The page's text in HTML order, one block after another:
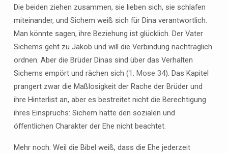
Die beiden ziehen zusammen, sie lieben sich, sie schlafen
miteinander, und Sichem weiß sich für Dina verantwortlich.
Man könnte sagen, ihre Beziehung ist glücklich. Der Vater
Sichems geht zu Jakob und will die Verbindung nachträglich
ordnen. Aber die Brüder Dinas sind über das Verhalten
Sichems empört und rächen sich (1. Mose 34). Das Kapitel
prangert zwar die Maßlosigkeit der Rache der Brüder und
ihre Hinterlist an, aber es bestreitet nicht die Berechtigung
ihres Einspruchs: Sichem hatte den sozialen und
öffentlichen Charakter der Ehe nicht beachtet.
Mehr noch: Weil die Bibel weiß, dass die Ehe jederzeit